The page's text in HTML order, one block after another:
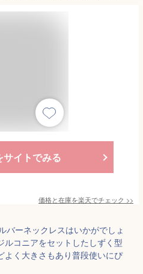
サイトでみる
価格と在庫を楽天でチェック >>
バーネックレスはいかがでしょ
ルコニアをセットしたしずく型
よく大きさもあり普段使いにぴ